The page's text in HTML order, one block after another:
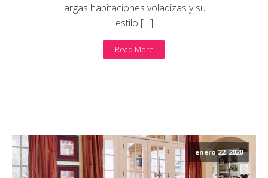
largas habitaciones voladizas y su
estilo […]
Read More
enero 22, 2020